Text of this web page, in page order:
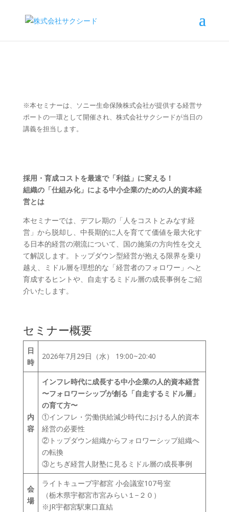
※本セミナーは、ソニー生命保険株式会社が提供する経営サ
ポートの一環として開催され、株式会社サクシードが当日の
講義を担当します。
採用・育成コストを最速で「利益」に変える！
組織の「仕組み化」による中小企業のための人的資本経
営とは
本セミナーでは、デフレ期の「人をコストとみなす経
営」から脱却し、中長期的に人を育てて価値を最大化す
る日本的経営の潮流について、国の施策の方向性を交え
て解説します。トップダウン型経営が抱える限界を乗り
越え、ミドル層を理想的な「経営者のフォロワー」へと
育成するヒントや、自走するミドル層の成長事例をご紹
介いたします。
セミナー概要
日
時
2026年7月29日（水） 19:00~20:40
内
容
インフレ時代に成長する中小企業の人的資本経営
〜フォロワーシップが創る「自走するミドル層」
の育て方〜
①インフレ・労働供給減少時代における人的資本
経営の必要性
②トップダウン組織からフォロワーシップ組織へ
の転換
③とちぎ経営人財塾に見るミドル層の成長事例
会
場
ライトキューブ宇都宮 小会議室107号室
（栃木県宇都宮市宮みらい１−２０）
※JR宇都宮駅東口直結